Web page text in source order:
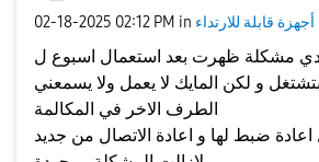
‎02-18-2025 02:12 PM in أجهزة قابلة للارتداء
و لكن المايك لا يعمل ولا يسمعني
ضبط لها و اعادة الاتصال من جديد